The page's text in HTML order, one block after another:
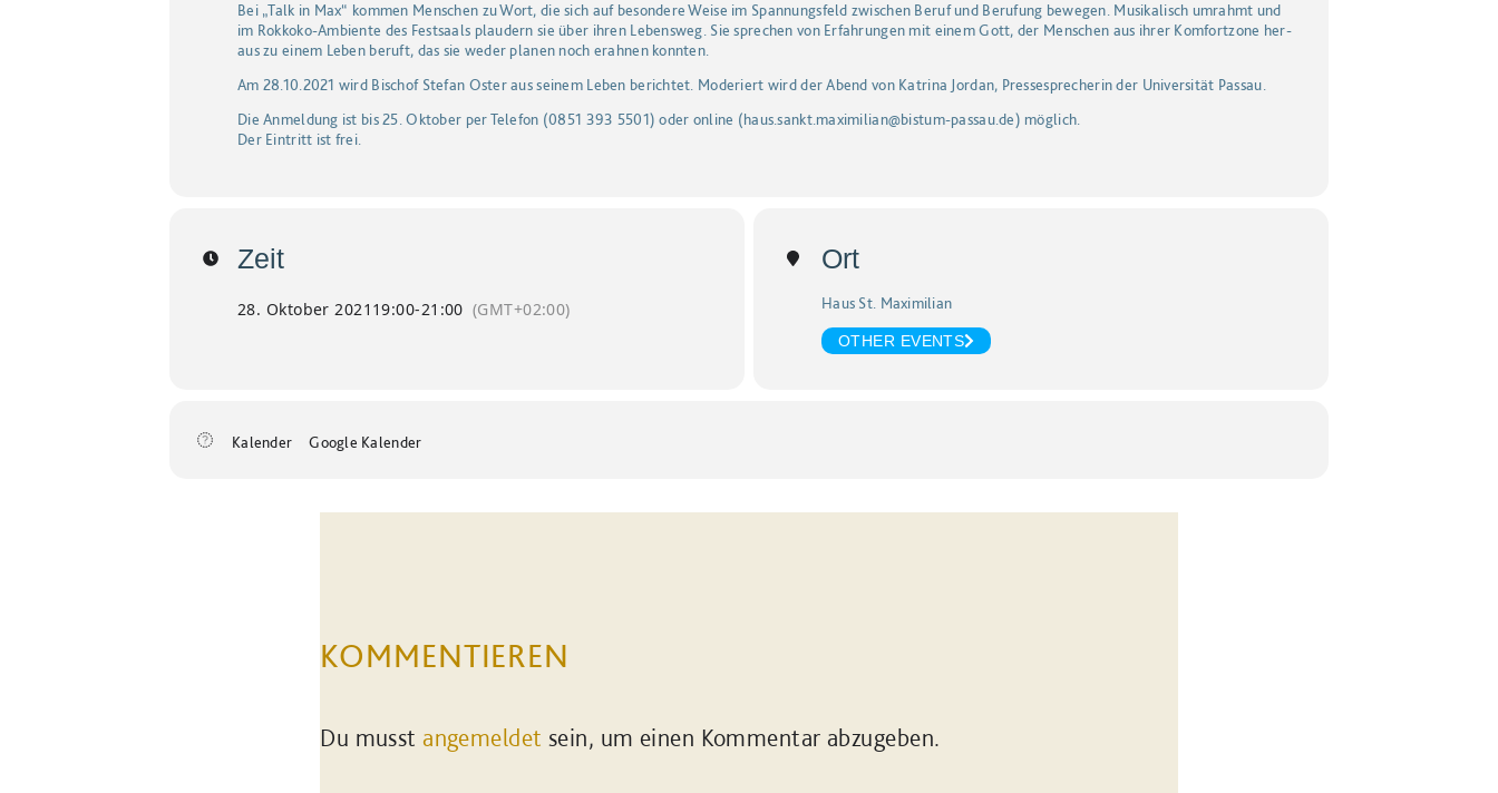
Bei ​ „Talk in Max“ kom­men Men­schen zu Wort, die sich auf beson­de­re Wei­se im Span­nungs­feld zwi­schen Beruf und Beru­fung bewegen. Musi­ka­lisch umrahmt und
im Rok­ko­ko-Ambi­en­te des Fest­saals plau­dern sie über ihren Lebens­weg. Sie spre­chen von Erfah­run­gen mit einem Gott, der Men­schen aus ihrer Kom­fort­zo­ne her­
aus zu einem Leben beruft, das sie weder pla­nen noch erah­nen konnten.
Am 28.10.2021 wird Bischof Stefan Oster aus seinem Leben berichtet. Moderiert wird der Abend von Katrina Jordan, Pressesprecherin der Universität Passau.
Die Anmeldung ist bis 25. Oktober per Telefon (0851 393 5501) oder online (haus.sankt.maximilian@bistum-passau.de) möglich.
Der Eintritt ist frei.
Zeit
28. Oktober 2021 19:00-21:00 (GMT+02:00)
Ort
Haus St. Maximilian
OTHER EVENTS
Kalender Google Kalender
KOMMENTIEREN
Du musstangemeldet sein, um einen Kommentar abzugeben.